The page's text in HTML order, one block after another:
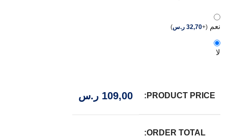
نعم (
+
32,70 ر.س)
لا
PRODUCT PRICE:
109,00 ر.س
ORDER TOTAL: